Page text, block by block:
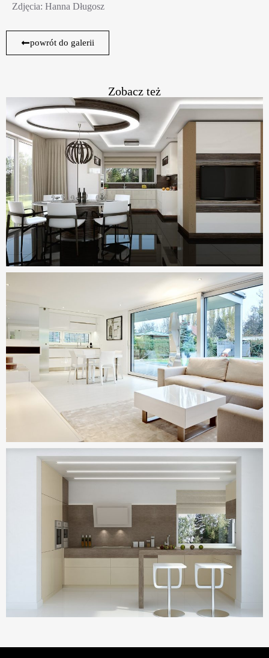
Zdjęcia: Hanna Długosz
powrót do galerii
Zobacz też